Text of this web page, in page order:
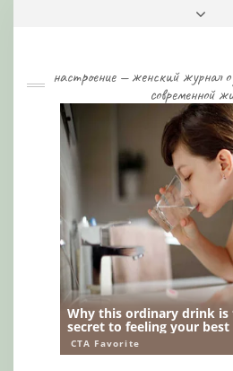
настроение — женский журнал о
современной